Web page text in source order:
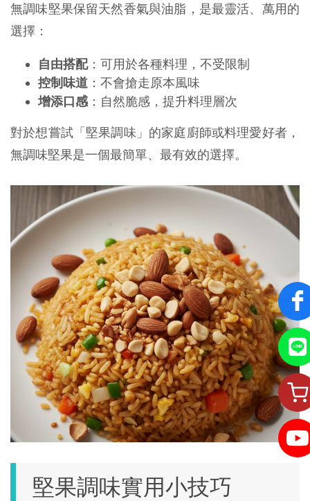
無調味堅果保留天然香氣與油脂，是最靈活、萬用的
選擇：
自由搭配：可用於各種料理，不受限制
控制味道 ：不會搶走原本風味
增添口感 ：自然脆感，提升料理層次
對於想嘗試「堅果調味」的家庭廚師或料理愛好者，
無調味堅果是一個最簡單、最有效的選擇。
堅果調味實用小技巧